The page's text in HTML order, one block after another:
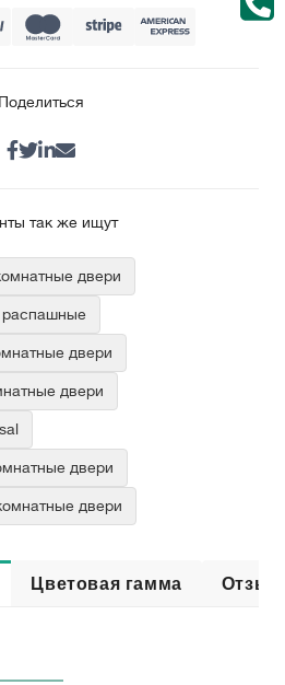
Поделиться
так же ищут
двери
двери
двери
двери
двери
Цветовая гамма